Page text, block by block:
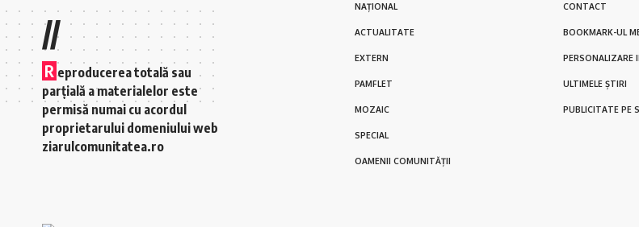
//
R eproducerea totală sau
parțială a materialelor este
permisă numai cu acordul
proprietarului domeniului web
ziarulcomunitatea.ro
NAȚIONAL
ACTUALITATE
EXTERN
PAMFLET
MOZAIC
SPECIAL
OAMENII COMUNITĂȚII
CONTACT
BOOKMARK-UL
PERSONALIZARE
ULTIMELE ȘTIRI
PUBLICITATE PE